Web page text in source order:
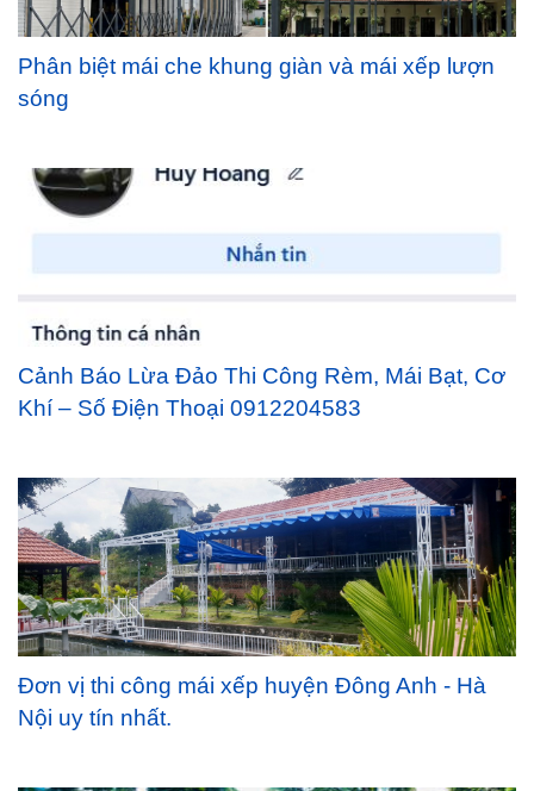
Phân biệt mái che khung giàn và mái xếp lượn
sóng
Cảnh Báo Lừa Đảo Thi Công Rèm, Mái Bạt, Cơ
Khí – Số Điện Thoại 0912204583
Đơn vị thi công mái xếp huyện Đông Anh - Hà
Nội uy tín nhất.